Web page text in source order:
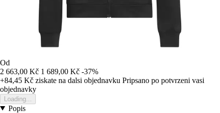
Od
2 663,00 Kč 1 689,00 Kč -37%
+84,45 Kč ziskate na dalsi objednavku Pripsano po potvrzeni vasi
objednavky
Loading...
Popis